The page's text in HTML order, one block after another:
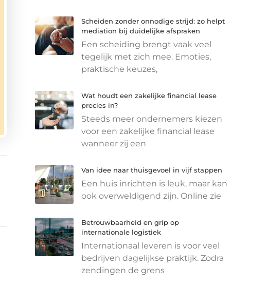
Scheiden zonder onnodige strijd: zo helpt
mediation bij duidelijke afspraken
Een scheiding brengt vaak veel
tegelijk met zich mee. Emoties,
praktische keuzes,
Wat houdt een zakelijke financial lease
precies in?
Steeds meer ondernemers kiezen
voor een zakelijke financial lease
wanneer zij een
Van idee naar thuisgevoel in vijf stappen
Een huis inrichten is leuk, maar kan
ook overweldigend zijn. Online zie
Betrouwbaarheid en grip op
internationale logistiek
Internationaal leveren is voor veel
bedrijven dagelijkse praktijk. Zodra
zendingen de grens